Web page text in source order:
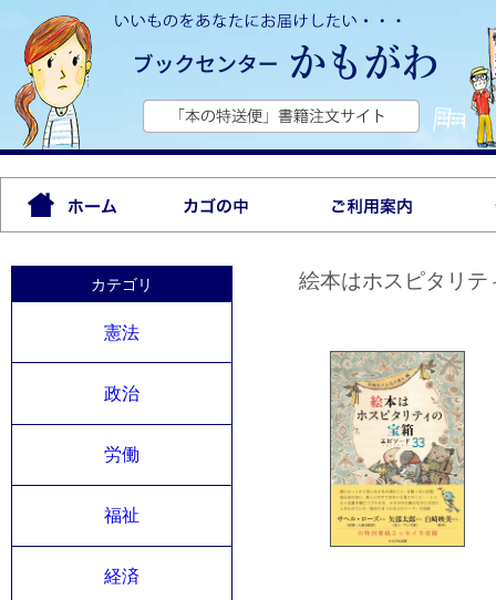
カテゴリ
憲法
政治
労働
福祉
経済
絵本はホスピタリテ